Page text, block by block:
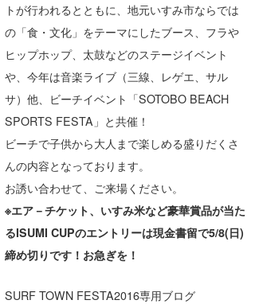
トが行われるとともに、地元いすみ市ならでは
の「食・文化」をテーマにしたブース、フラや
ヒップホップ、太鼓などのステージイベント
や、今年は音楽ライブ（三線、レゲエ、サル
サ）他、ビーチイベント「SOTOBO BEACH
SPORTS FESTA」と共催！
ビーチで子供から大人まで楽しめる盛りだくさ
んの内容となっております。
お誘い合わせて、ご来場ください。
※エア－チケット、いすみ米など豪華賞品が当た
るISUMI CUPのエントリーは現金書留で5/8(日)
締め切りです！お急ぎを！
SURF TOWN FESTA2016専用ブログ
Yoshiyuki Obata
arukasvision
DELTA FORCE SURF
熊谷素子
WAVAL
中浦“JET”章
嵯峨明日香
進士剛光
植村未来
NOBUFUKU
大野”MAR”修聖
喜納海人
☆加藤
+☆maki☆+
Aichan
ECE
G◎Da
H
KID
波伝説